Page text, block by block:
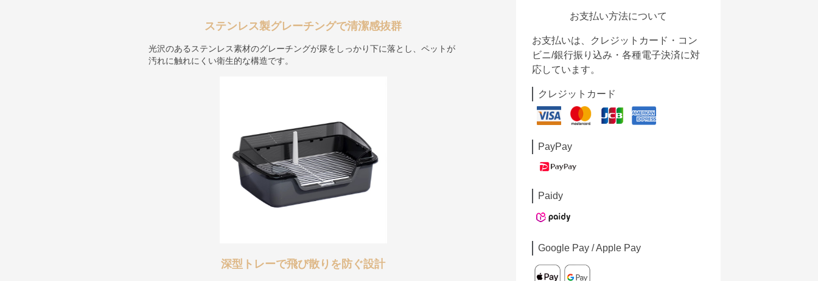
ステンレス製グレーチングで清潔感抜群
光沢のあるステンレス素材のグレーチングが尿をしっかり下に落とし、ペットが
汚れに触れにくい衛生的な構造です。
深型トレーで飛び散りを防ぐ設計
お支払い方法について
お支払いは、クレジットカード・コン
ビニ/銀行振り込み・各種電子決済に対
応しています。
クレジットカード
PayPay
Paidy
Google Pay / Apple Pay